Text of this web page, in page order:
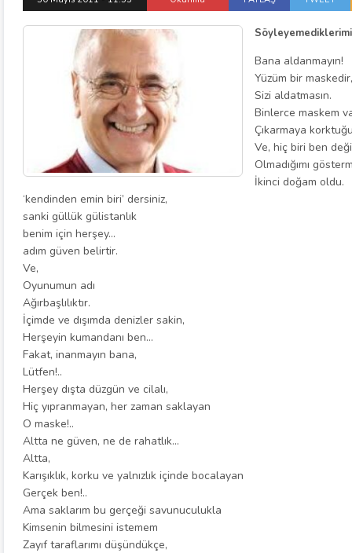
Bana aldanmayın!
Yüzüm bir maskedir,
Sizi aldatmasın.
Binlerce maskem
Çıkarmaya
Ve, hiç biri ben
Olmadığımı
İkinci doğam oldu.
‘kendinden emin biri’ dersiniz,
sanki güllük gülistanlık
benim için herşey…
adım güven belirtir.
Ve,
Oyunumun adı
Ağırbaşlılıktır.
İçimde ve dışımda denizler sakin,
Herşeyin kumandanı ben…
Fakat, inanmayın bana,
Lütfen!..
Herşey dışta düzgün ve cilalı,
Hiç yıpranmayan, her zaman saklayan
O maske!..
Altta ne güven, ne de rahatlık…
Altta,
Karışıklık, korku ve yalnızlık içinde bocalayan
Gerçek ben!..
Ama saklarım bu gerçeği savunuculukla
Kimsenin bilmesini istemem
Zayıf taraflarımı düşündükçe,